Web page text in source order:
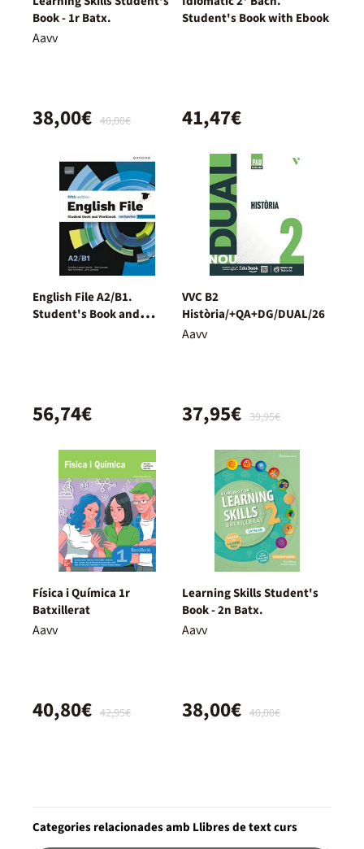
Book - 1r Batx.
Aavv
40,00€
38,00€
Student's Book with Ebook
41,47€
English File A2/B1.
Student's Book and
56,74€
VVC B2
Història/+QA+DG/DUAL/26
Aavv
39,95€
37,95€
Física i Química 1r
Batxillerat
Aavv
42,95€
40,80€
Learning Skills Student's
Book - 2n Batx.
Aavv
40,00€
38,00€
Categories relacionades amb Llibres de text curs